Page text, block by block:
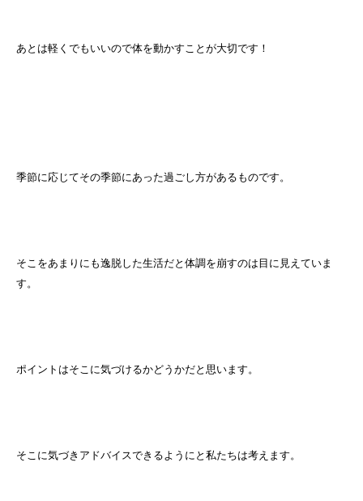
あとは軽くでもいいので体を動かすことが大切です！
季節に応じてその季節にあった過ごし方があるものです。
そこをあまりにも逸脱した生活だと体調を崩すのは目に見えていま
す。
ポイントはそこに気づけるかどうかだと思います。
そこに気づきアドバイスできるようにと私たちは考えます。